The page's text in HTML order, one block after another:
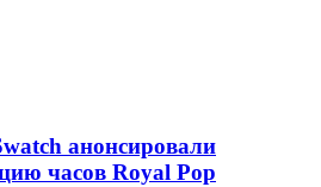
анонсировали
часов Royal Pop